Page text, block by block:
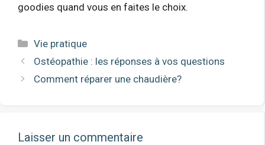
goodies quand vous en faites le choix.
Catégories
Vie pratique
Ostéopathie : les réponses à vos questions
Comment réparer une chaudière?
Laisser un commentaire